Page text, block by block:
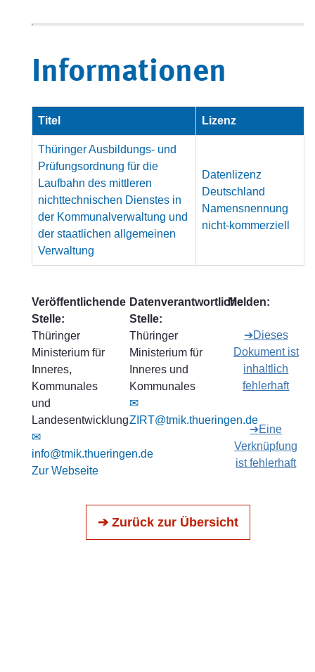
Informationen
Titel Lizenz
Thüringer Ausbildungs- und
Prüfungsordnung für die
Laufbahn des mittleren
nichttechnischen Dienstes in
der Kommunalverwaltung und
der staatlichen allgemeinen
Verwaltung
Datenlizenz
Deutschland
Namensnennung
nicht-kommerziell
Veröffentlichende
Stelle:
Thüringer
Ministerium für
Inneres,
Kommunales
und
Landesentwicklung
✉
info@tmik.thueringen.de
Zur Webseite
Datenverantwortliche
Stelle:
Thüringer
Ministerium für
Inneres und
Kommunales
✉
ZIRT@tmik.thueringen.de
Melden:
➔Dieses
Dokument ist
inhaltlich
fehlerhaft
➔Eine
Verknüpfung
ist fehlerhaft
➔ Zurück zur Übersicht